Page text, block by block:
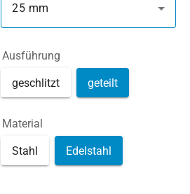
25 mm
Ausführung
geschlitzt geteilt
Material
Stahl Edelstahl